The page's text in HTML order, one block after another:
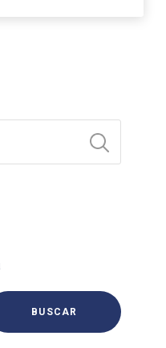
BUSCAR